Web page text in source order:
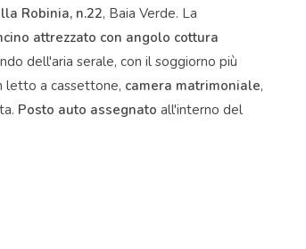
Robinia, n.22, Baia Verde. La
attrezzato con angolo cottura
dell'aria serale, con il soggiorno più
letto a cassettone, camera matrimoniale,
Posto auto assegnato all'interno del